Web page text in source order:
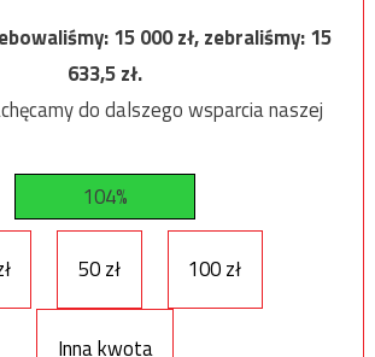
15 000zł, zebraliśmy:15
633,5zł.
do dalszego wsparcia naszej
104%
50 zł 100 zł
Inna kwota